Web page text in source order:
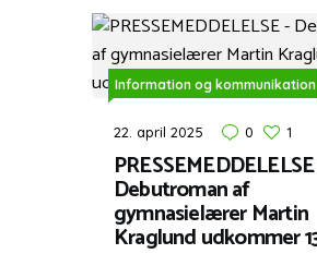
Information og kommunikation
22. april 2025 0 1
Debutroman af
gymnasielærer Martin
Kraglund udkommer